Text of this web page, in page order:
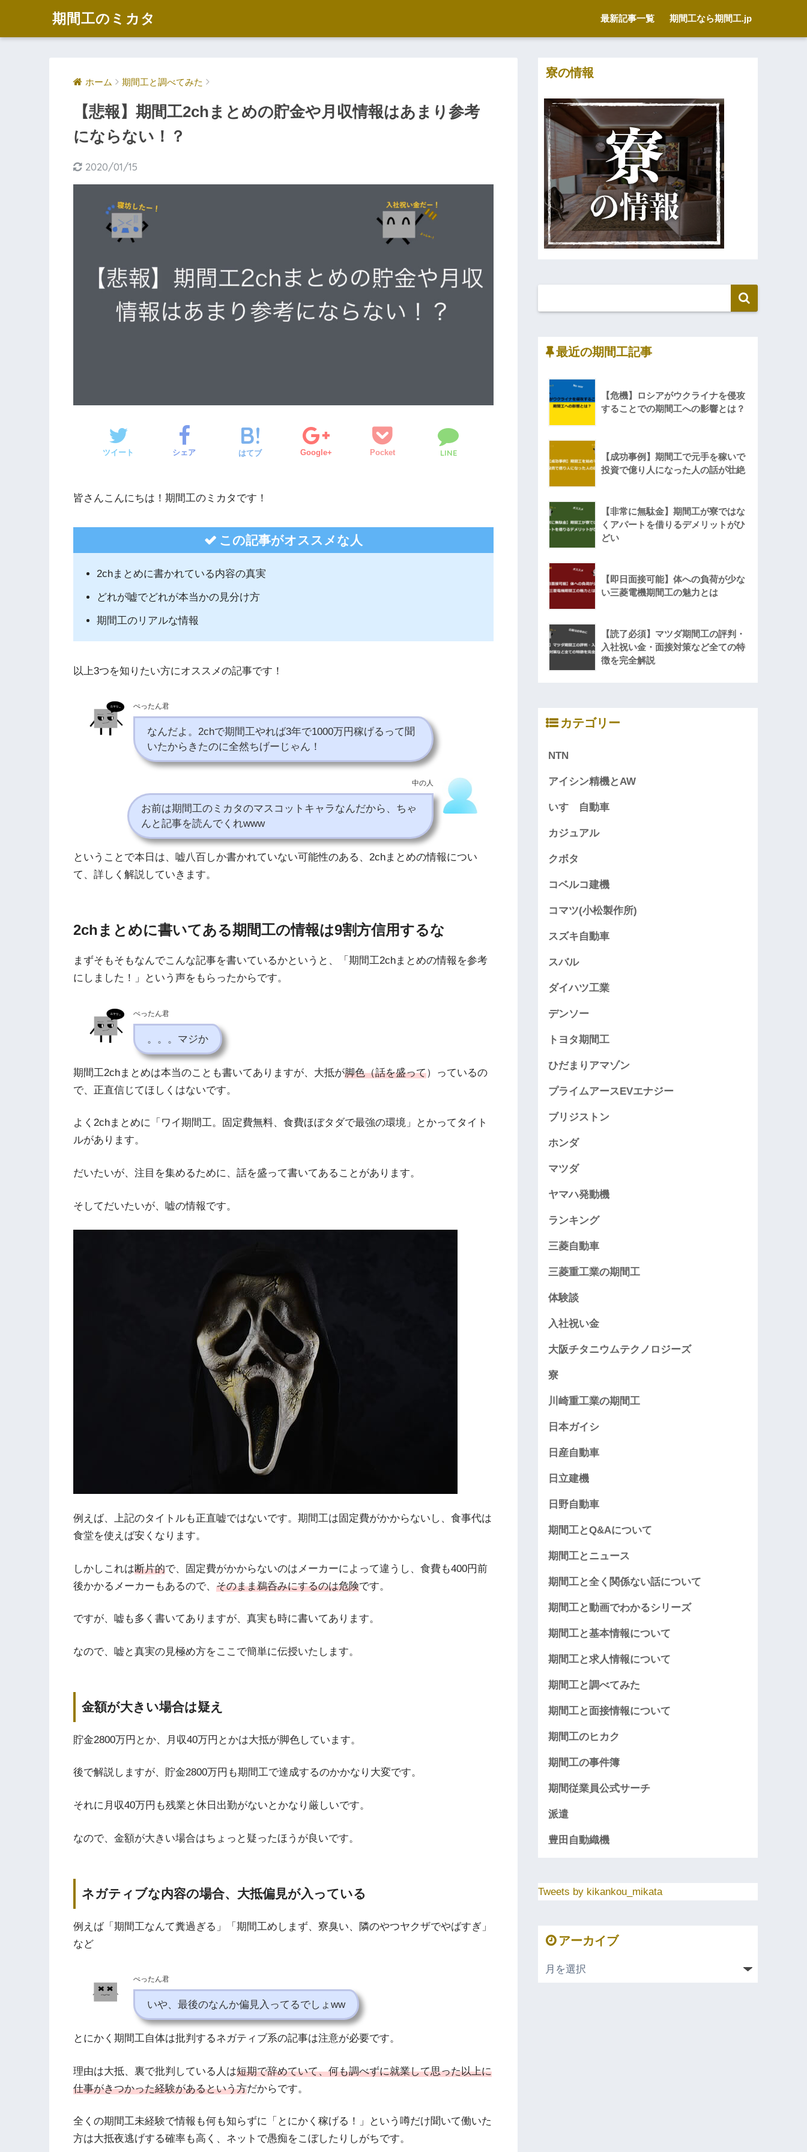
期間工のミカタ 最新記事一覧 期間工なら期間工.jp
ホーム 期間工と調べてみた
【悲報】期間工2chまとめの貯金や月収情報はあまり参考
にならない！？
2020/01/15
ツイート シェア はてブ Google+ Pocket LINE
皆さんこんにちは！期間工のミカタです！
この記事がオススメな人
2chまとめに書かれている内容の真実
どれが嘘でどれが本当かの見分け方
期間工のリアルな情報
以上3つを知りたい方にオススメの記事です！
ぺったん君
なんだよ。2chで期間工やれば3年で1000万円稼げるって聞
いたからきたのに全然ちげーじゃん！
中の人
お前は期間工のミカタのマスコットキャラなんだから、ちゃ
んと記事を読んでくれwww
ということで本日は、嘘八百しか書かれていない可能性のある、2chまとめの情報につい
て、詳しく解説していきます。
2chまとめに書いてある期間工の情報は9割方信用するな
まずそもそもなんでこんな記事を書いているかというと、「期間工2chまとめの情報を参考
にしました！」という声をもらったからです。
ぺったん君
。。。マジか
期間工2chまとめは本当のことも書いてありますが、大抵が脚色（話を盛って）っているの
で、正直信じてほしくはないです。
よく2chまとめに「ワイ期間工。固定費無料、食費ほぼタダで最強の環境」とかってタイト
ルがあります。
だいたいが、注目を集めるために、話を盛って書いてあることがあります。
そしてだいたいが、嘘の情報です。
例えば、上記のタイトルも正直嘘ではないです。期間工は固定費がかからないし、食事代は
食堂を使えば安くなります。
しかしこれは断片的で、固定費がかからないのはメーカーによって違うし、食費も400円前
後かかるメーカーもあるので、 そのまま鵜呑みにするのは危険です。
ですが、嘘も多く書いてありますが、真実も時に書いてあります。
なので、嘘と真実の見極め方をここで簡単に伝授いたします。
金額が大きい場合は疑え
貯金2800万円とか、月収40万円とかは大抵が脚色しています。
後で解説しますが、貯金2800万円も期間工で達成するのかかなり大変です。
それに月収40万円も残業と休日出勤がないとかなり厳しいです。
なので、金額が大きい場合はちょっと疑ったほうが良いです。
ネガティブな内容の場合、大抵偏見が入っている
例えば「期間工なんて糞過ぎる」「期間工めしまず、寮臭い、隣のやつヤクザでやばすぎ」
など
ぺったん君
いや、最後のなんか偏見入ってるでしょww
とにかく期間工自体は批判するネガティブ系の記事は注意が必要です。
理由は大抵、裏で批判している人は短期で辞めていて、何も調べずに就業して思った以上に
仕事がきつかった経験があるという方だからです。
全くの期間工未経験で情報も何も知らずに「とにかく稼げる！」という噂だけ聞いて働いた
方は大抵夜逃げする確率も高く、ネットで愚痴をこぼしたりしがちです。
寮の情報
最近の期間工記事
【危機】ロシアがウクライナを侵攻
することでの期間工への影響とは？
【成功事例】期間工で元手を稼いで
投資で億り人になった人の話が壮絶
【非常に無駄金】期間工が寮ではな
くアパートを借りるデメリットがひ
どい
【即日面接可能】体への負荷が少な
い三菱電機期間工の魅力とは
【読了必須】マツダ期間工の評判・
入社祝い金・面接対策など全ての特
徴を完全解説
カテゴリー
NTN
アイシン精機とAW
いすゞ自動車
カジュアル
クボタ
コベルコ建機
コマツ(小松製作所)
スズキ自動車
スバル
ダイハツ工業
デンソー
トヨタ期間工
ひだまりアマゾン
プライムアースEVエナジー
ブリジストン
ホンダ
マツダ
ヤマハ発動機
ランキング
三菱自動車
三菱重工業の期間工
体験談
入社祝い金
大阪チタニウムテクノロジーズ
寮
川崎重工業の期間工
日本ガイシ
日産自動車
日立建機
日野自動車
期間工とQ&Aについて
期間工とニュース
期間工と全く関係ない話について
期間工と動画でわかるシリーズ
期間工と基本情報について
期間工と求人情報について
期間工と調べてみた
期間工と面接情報について
期間工のヒカク
期間工の事件簿
期間従業員公式サーチ
派遣
豊田自動織機
Tweets by kikankou_mikata
アーカイブ